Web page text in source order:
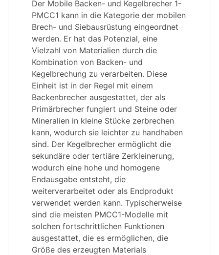
Der Mobile Backen- und Kegelbrecher 1-
PMCC1 kann in die Kategorie der mobilen
Brech- und Siebausrüstung eingeordnet
werden. Er hat das Potenzial, eine
Vielzahl von Materialien durch die
Kombination von Backen- und
Kegelbrechung zu verarbeiten. Diese
Einheit ist in der Regel mit einem
Backenbrecher ausgestattet, der als
Primärbrecher fungiert und Steine oder
Mineralien in kleine Stücke zerbrechen
kann, wodurch sie leichter zu handhaben
sind. Der Kegelbrecher ermöglicht die
sekundäre oder tertiäre Zerkleinerung,
wodurch eine hohe und homogene
Endausgabe entsteht, die
weiterverarbeitet oder als Endprodukt
verwendet werden kann. Typischerweise
sind die meisten PMCC1-Modelle mit
solchen fortschrittlichen Funktionen
ausgestattet, die es ermöglichen, die
Größe des erzeugten Materials